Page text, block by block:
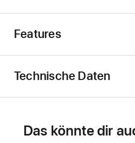
Features
Technische Daten
Das könnte dir